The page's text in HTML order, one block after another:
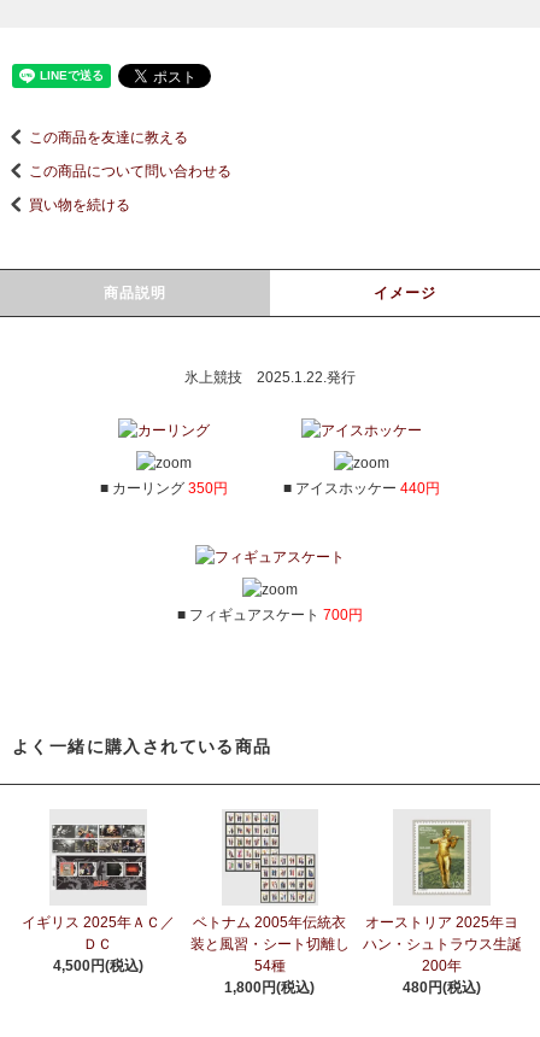
この商品を友達に教える
この商品について問い合わせる
買い物を続ける
商品説明 イメージ
氷上競技 2025.1.22.発行
■ カーリング 350円 ■ アイスホッケー 440円
■ フィギュアスケート 700円
よく一緒に購入されている商品
イギリス 2025年ＡＣ／
ＤＣ
4,500円(税込)
ベトナム 2005年伝統衣
装と風習・シート切離し
54種
1,800円(税込)
オーストリア 2025年ヨ
ハン・シュトラウス生誕
200年
480円(税込)